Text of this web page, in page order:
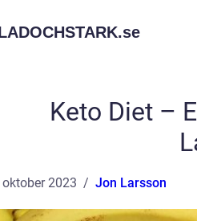
se
Keto Diet –
oktober 2023 Jon Larsson